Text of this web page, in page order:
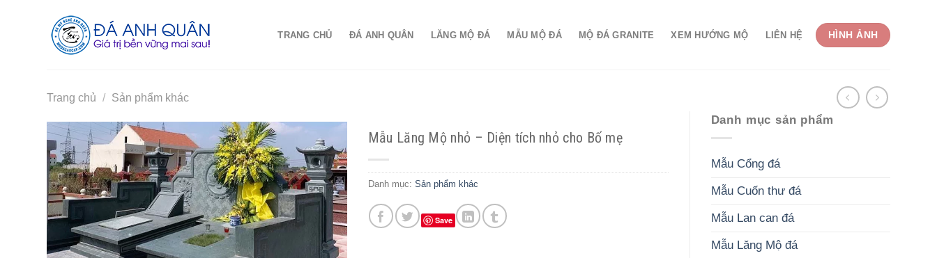
TRANG CHỦ ĐÁ ANH QUÂN LĂNG MỘ ĐÁ MẪU MỘ ĐÁ MỘ ĐÁ GRANITE XEM HƯỚNG MỘ LIÊN HỆ HÌNH ẢNH
Trang chủ / Sản phẩm khác
Danh mục sản phẩm
Mẫu Cổng đá
Mẫu Cuốn thư đá
Mẫu Lan can đá
Mẫu Lăng Mộ đá
Mẫu Lăng Mộ nhỏ – Diện tích nhỏ cho Bố mẹ
Danh mục: Sản phẩm khác
Save